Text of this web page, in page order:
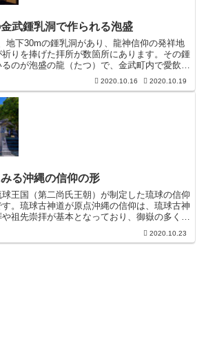
武鍾乳洞で作られる泡盛
地下30mの鍾乳洞があり、龍神信仰の発祥地
りを捧げた拝所が数箇所にあります。その鍾
のが泡盛の龍（たつ）で、金武町内で愛飲さ
。うちなーんちゅは、地元の酒造...
2020.10.16 2020.10.19
る沖縄の信仰の形
王国（第二尚氏王朝）が制定した琉球の信仰
。琉球古神道が原点沖縄の信仰は、琉球古神
祖先崇拝が基本となっており、御嶽の多く
、ガマなどの自然そのものです。日本本...2020.10.23